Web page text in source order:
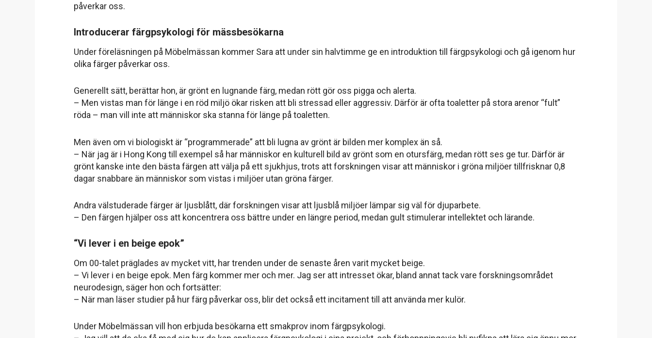
påverkar oss.
Introducerar färgpsykologi för mässbesökarna
Under föreläsningen på Möbelmässan kommer Sara att under sin halvtimme ge en introduktion till färgpsykologi och gå igenom hur
olika färger påverkar oss.
Generellt sätt, berättar hon, är grönt en lugnande färg, medan rött gör oss pigga och alerta.
– Men vistas man för länge i en röd miljö ökar risken att bli stressad eller aggressiv. Därför är ofta toaletter på stora arenor “fult”
röda – man vill inte att människor ska stanna för länge på toaletten.
Men även om vi biologiskt är “programmerade” att bli lugna av grönt är bilden mer komplex än så.
– När jag är i Hong Kong till exempel så har människor en kulturell bild av grönt som en otursfärg, medan rött ses ge tur. Därför är
grönt kanske inte den bästa färgen att välja på ett sjukhjus, trots att forskningen visar att människor i gröna miljöer tillfrisknar 0,8
dagar snabbare än människor som vistas i miljöer utan gröna färger.
Andra välstuderade färger är ljusblått, där forskningen visar att ljusblå miljöer lämpar sig väl för djuparbete.
– Den färgen hjälper oss att koncentrera oss bättre under en längre period, medan gult stimulerar intellektet och lärande.
“Vi lever i en beige epok”
Om 00-talet präglades av mycket vitt, har trenden under de senaste åren varit mycket beige.
– Vi lever i en beige epok. Men färg kommer mer och mer. Jag ser att intresset ökar, bland annat tack vare forskningsområdet
neurodesign, säger hon och fortsätter:
– När man läser studier på hur färg påverkar oss, blir det också ett incitament till att använda mer kulör.
Under Möbelmässan vill hon erbjuda besökarna ett smakprov inom färgpsykologi.